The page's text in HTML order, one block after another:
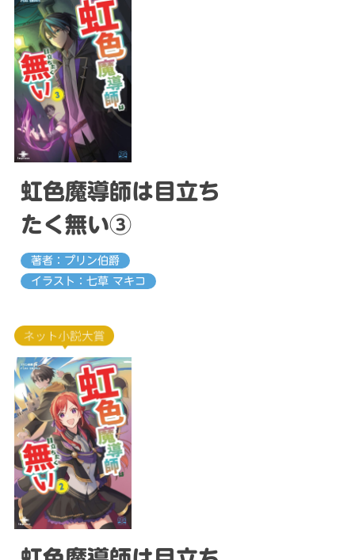
虹色魔導師は目立ち
たく無い③
著者：プリン伯爵
イラスト：七草 マキコ